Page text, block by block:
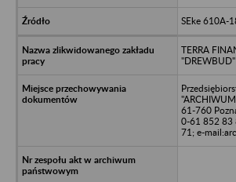
SEke 610A-
TERRA
61-760
0-61 852 83
71; e-